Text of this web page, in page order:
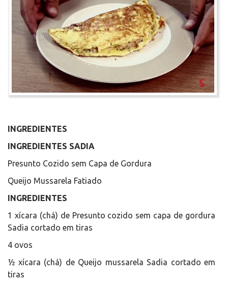
INGREDIENTES
INGREDIENTES SADIA
Presunto Cozido sem Capa de Gordura
Queijo Mussarela Fatiado
INGREDIENTES
1 xícara (chá) de Presunto cozido sem capa de gordura
Sadia cortado em tiras
4 ovos
½ xícara (chá) de Queijo mussarela Sadia cortado em
tiras